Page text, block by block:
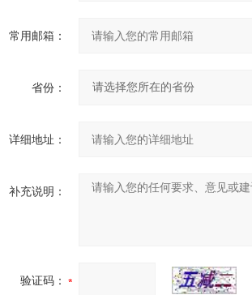
常用邮箱：
省份：
详细地址：
补充说明：
验证码：